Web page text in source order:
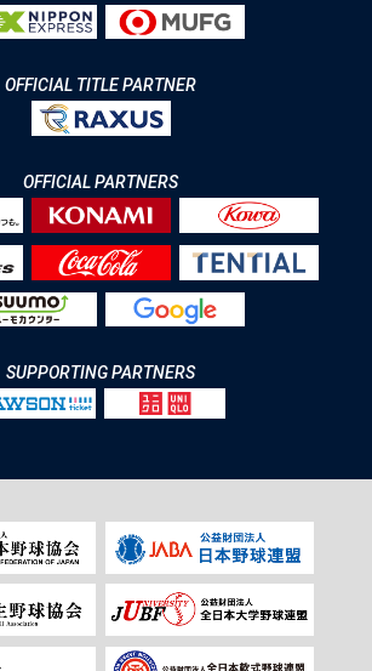
OFFICIAL TITLE PARTNER
OFFICIAL PARTNERS
SUPPORTING PARTNERS